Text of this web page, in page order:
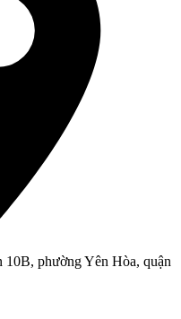
phường Yên Hòa, quận